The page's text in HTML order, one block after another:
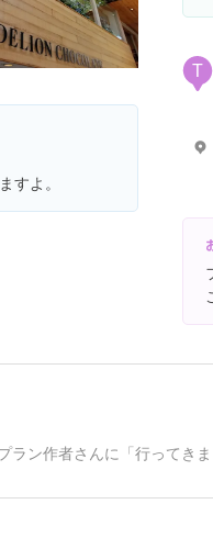
すよ。
T
ラン作者さんに「行ってき